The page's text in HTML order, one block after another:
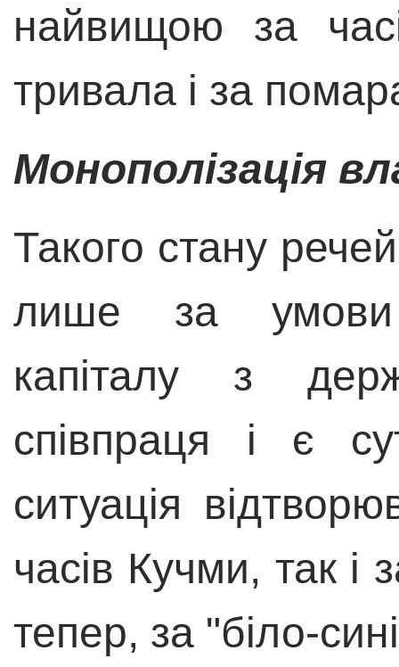
найвищою за
тривала і за
Монополізація
Такого стану
лише за умови
капіталу з
співпраця і є
ситуація
часів Кучми, так і
тепер, за "біло-